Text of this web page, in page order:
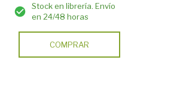
Stock en librería. Envío
en 24/48 horas
COMPRAR